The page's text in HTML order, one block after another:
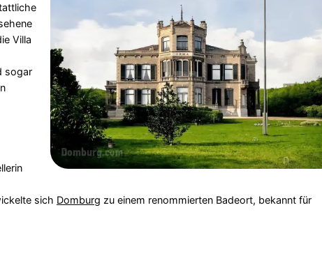
Villa
sogar
sich Domburg zu einem renommierten Badeort, bekannt für